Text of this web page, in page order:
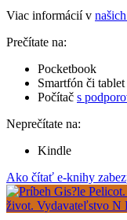
Viac informácií v
Prečítate na:
Pocketbook
Smartfón či tablet
Počítač s
Neprečítate na:
Kindle
Ako čítať e-knihy